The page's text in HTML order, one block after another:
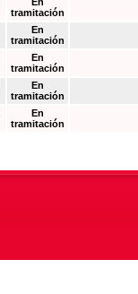
tramitación
En
tramitación
En
tramitación
En
tramitación
En
tramitación